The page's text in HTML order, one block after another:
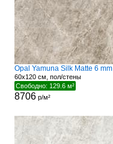
Opal Yamuna Silk Matte 6 mm
60x120 см, пол/стены
Свободно: 129.6 м²
8706р/м²